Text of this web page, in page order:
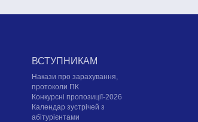
ВСТУПНИКАМ
Накази про зарахування,
протоколи ПК
Конкурсні пропозиції-2026
Календар зустрічей з
абітурієнтами